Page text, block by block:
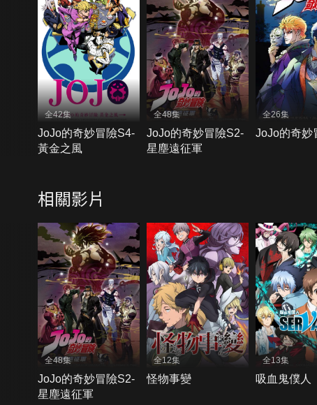
全42集
JoJo的奇妙冒險S4-
黃金之風
全48集
JoJo的奇妙冒險S2-
星塵遠征軍
全26集
JoJo的奇妙
相關影片
全48集
JoJo的奇妙冒險S2-
星塵遠征軍
全12集
怪物事變
全13集
吸血鬼僕人